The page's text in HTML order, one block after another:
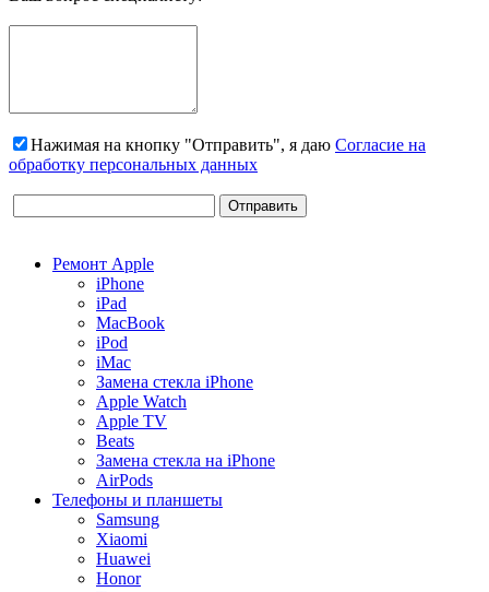
Нажимая на кнопку "Отправить", я даю Согласие на
обработку персональных данных
Ремонт Apple
iPhone
iPad
MacBook
iPod
iMac
Замена стекла iPhone
Apple Watch
Apple TV
Beats
Замена стекла на iPhone
AirPods
Телефоны и планшеты
Samsung
Xiaomi
Huawei
Honor